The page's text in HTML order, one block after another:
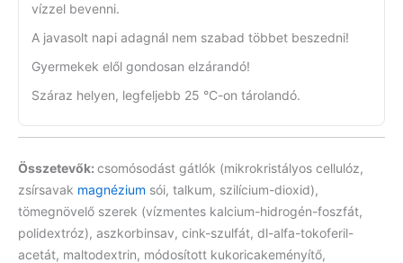
vízzel bevenni.
A javasolt napi adagnál nem szabad többet beszedni!
Gyermekek elől gondosan elzárandó!
Száraz helyen, legfeljebb 25 °C-on tárolandó.
Összetevők: csomósodást gátlók (mikrokristályos cellulóz,
zsírsavak magnézium sói, talkum, szilícium-dioxid),
tömegnövelő szerek (vízmentes kalcium-hidrogén-foszfát,
polidextróz), aszkorbinsav, cink-szulfát, dl-alfa-tokoferil-
acetát, maltodextrin, módosított kukoricakeményítő,